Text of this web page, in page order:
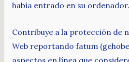
había entrado en su ordenador.
Contribuye a la protección de
Web reportando fatum
aspectos en línea que